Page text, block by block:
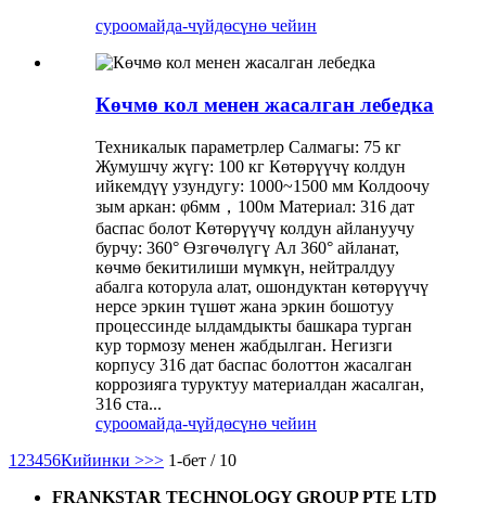
суроомайда-чүйдөсүнө чейин
Көчмө кол менен жасалган лебедка
Техникалык параметрлер Салмагы: 75 кг
Жумушчу жүгү: 100 кг Көтөрүүчү колдун
ийкемдүү узундугу: 1000~1500 мм Колдоочу
зым аркан: φ6мм，100м Материал: 316 дат
баспас болот Көтөрүүчү колдун айлануучу
бурчу: 360° Өзгөчөлүгү Ал 360° айланат,
көчмө бекитилиши мүмкүн, нейтралдуу
абалга которула алат, ошондуктан көтөрүүчү
нерсе эркин түшөт жана эркин бошотуу
процессинде ылдамдыкты башкара турган
кур тормозу менен жабдылган. Негизги
корпусу 316 дат баспас болоттон жасалган
коррозияга туруктуу материалдан жасалган,
316 ста...
суроомайда-чүйдөсүнө чейин
1 23456Кийинки >>> 1-бет / 10
FRANKSTAR TECHNOLOGY GROUP PTE LTD